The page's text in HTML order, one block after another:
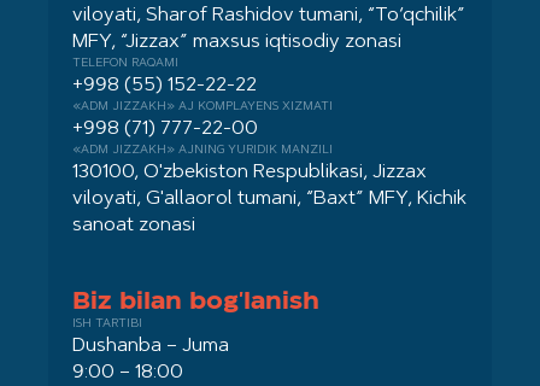
viloyati, Sharof Rashidov tumani, “To‘qchilik”
MFY, “Jizzax” maxsus iqtisodiy zonasi
TELEFON RAQAMI
+998 (55) 152-22-22
«ADM JIZZAKH» AJ KOMPLAYENS XIZMATI
+998 (71) 777-22-00
«ADM JIZZAKH» AJNING YURIDIK MANZILI
130100, O'zbekiston Respublikasi, Jizzax
viloyati, G'allaorol tumani, “Baxt” MFY, Kichik
sanoat zonasi
Biz bilan bog'lanish
ISH TARTIBI
Dushanba – Juma
9:00 – 18:00